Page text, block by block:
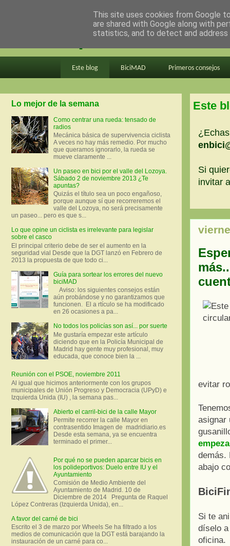
en bici por madrid
Este blog BiciMAD Primeros consejos
Este
Si
invitar
evitar
asignar
demás.
abajo
Si te
díselo
oficina.
Lo mejor de la semana
Como centrar una rueda: tensado de
radios
Mecánica básica de supervivencia ciclista
A veces no hay más remedio. Por mucho
que queramos ignorarlo, la rueda se
mueve claramente ...
Un paseo en bici por el valle del Lozoya.
Sábado 2 de noviembre 2013 ¿Te
apuntas?
Quizás el título sea un poco engañoso,
porque aunque sí que recorreremos el
valle del Lozoya, no será precisamente
un paseo... pero es que s...
Lo que opine un ciclista es irrelevante para legislar
sobre el casco
El principal criterio debe de ser el aumento en la
seguridad vial Desde que la DGT lanzó en Febrero de
2013 la propuesta de que todo ci...
Guía para sortear los errores del nuevo
biciMAD
Aviso: los siguientes consejos están
aún probándose y no garantizamos que
funcionen. El a rtículo se ha modificado
en 26 ocasiones a pa...
No todos los policías son así... por suerte
Me gustaría empezar este artículo
diciendo que en la Policía Municipal de
Madrid hay gente muy profesional, muy
educada, que conoce bien la ...
Reunión con el PSOE, noviembre 2011
Al igual que hicimos anteriormente con los grupos
municipales de Unión Progreso y Democracia (UPyD) e
Izquierda Unida (IU) , la semana pas...
Abierto el carril-bici de la calle Mayor
Permite recorrer la calle Mayor en
contrasentido Imagen de madridiario.es
Desde esta semana, ya se encuentra
terminado el primer...
Por qué no se pueden aparcar bicis en
los polideportivos: Duelo entre IU y el
Ayuntamiento
Comisión de Medio Ambiente del
Ayuntamiento de Madrid. 10 de
Diciembre de 2014 Pregunta de Raquel
López Contreras (Izquierda Unida), en...
A favor del carné de bici
Escrito el 3 de marzo por Wheels Se ha filtrado a los
medios de comunicación que la DGT está barajando la
instauración de un carné para co...
This site uses cookies from Google
are shared with Google along with
statistics, and to detect and address